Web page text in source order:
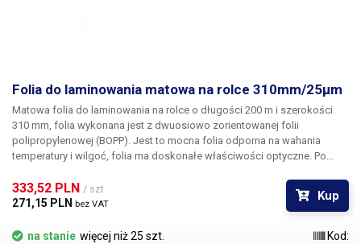
Folia do laminowania matowa na rolce 310mm/25μm
Matowa folia do laminowania na rolce o długości 200 m i szerokości
310 mm, folia wykonana jest z dwuosiowo zorientowanej folii
polipropylenowej (BOPP). Jest to mocna folia odporna na wahania
temperatury i wilgoć, folia ma doskonałe właściwości optyczne. Po
błyszcząca jest nieco bardziej kontrastowa niż matowa, tworzy refleksy
w świetle. W galerii znajduje się zdjęcie porównawcze.
333,52 PLN / szt.
271,15 PLN bez VAT
Kup
na stanie więcej niż 25 szt.
Kod: